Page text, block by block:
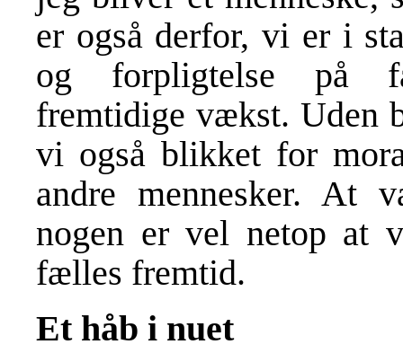
er også derfor, vi er i
og forpligtelse på
fremtidige vækst. Uden
vi også blikket for
andre mennesker. At
nogen er vel netop at
fælles fremtid.
Et håb i nuet